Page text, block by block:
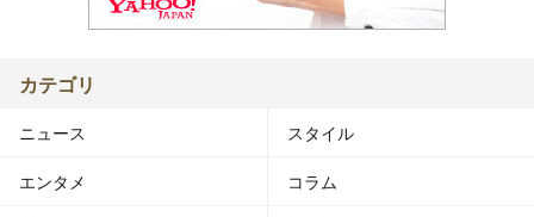
カテゴリ
ニュース スタイル
エンタメ コラム